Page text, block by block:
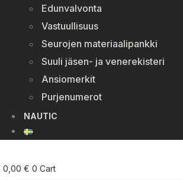
Edunvalvonta
Vastuullisuus
Seurojen materiaalipankki
Suuli jäsen- ja venerekisteri
Ansiomerkit
Purjenumerot
NAUTIC
0,00 € 0 Cart